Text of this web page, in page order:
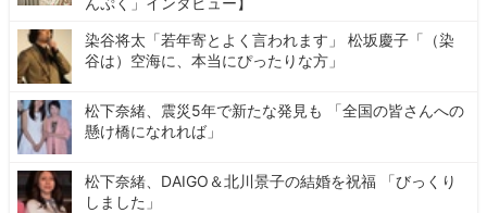
染谷将太「若年寄とよく言われます」 松坂慶子「（染
谷は）空海に、本当にぴったりな方」
松下奈緒、震災5年で新たな発見も 「全国の皆さんへの
懸け橋になれれば」
松下奈緒、DAIGO＆北川景子の結婚を祝福 「びっくり
しました」